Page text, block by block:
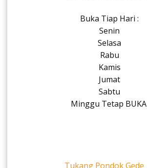
Buka Tiap Hari :
Senin
Selasa
Rabu
Kamis
Jumat
Sabtu
Minggu Tetap BUKA
Tukang Pondok Gede